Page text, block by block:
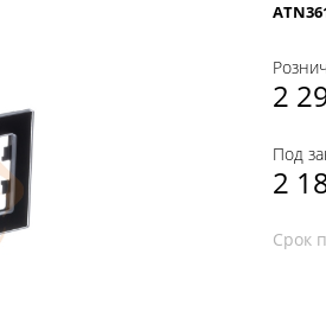
2
Под
2
Срок